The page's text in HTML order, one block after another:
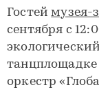
Гостеймузея-
сентября с
оркестр